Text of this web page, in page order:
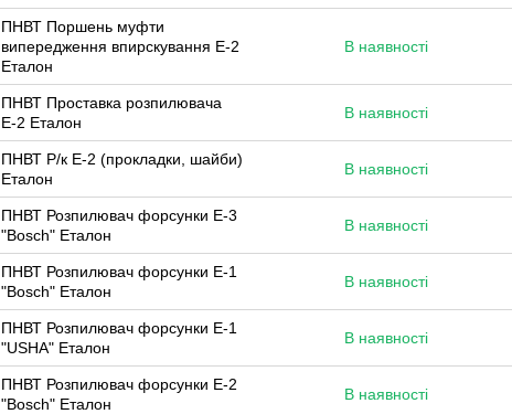
ПНВТ Поршень муфти
випередження впирскування Е-2
Еталон
В наявності
ПНВТ Проставка розпилювача
Е-2 Еталон
В наявності
ПНВТ Р/к Е-2 (прокладки, шайби)
Еталон
В наявності
ПНВТ Розпилювач форсунки E-3
"Bosch" Еталон
В наявності
ПНВТ Розпилювач форсунки Е-1
"Bosch" Еталон
В наявності
ПНВТ Розпилювач форсунки Е-1
"USHA" Еталон
В наявності
ПНВТ Розпилювач форсунки Е-2
"Bosch" Еталон
В наявності